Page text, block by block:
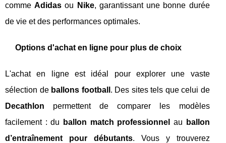
commeAdidas ou Nike, garantissant une bonne durée
de vie et des performances optimales.
Options d'achat en ligne pour plus de choix
L'achat en ligne est idéal pour explorer une vaste
sélection de ballons football . Des sites tels que celui de
Decathlon permettent de comparer les modèles
facilement : du
ballon match professionnel au
ballon
d’entraînement pour débutants. Vous y trouverez